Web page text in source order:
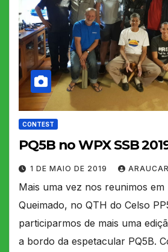
CONTEST
PQ5B no WPX SSB
1 DE MAIO DE 2019
Mais uma vez nos reunimos em
Queimado, no QTH do Celso
participarmos de mais uma
a bordo da espetacular PQ5B.